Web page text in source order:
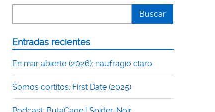
Entradas recientes
En mar abierto (2026): naufragio claro
Somos cortitos: First Date (2025)